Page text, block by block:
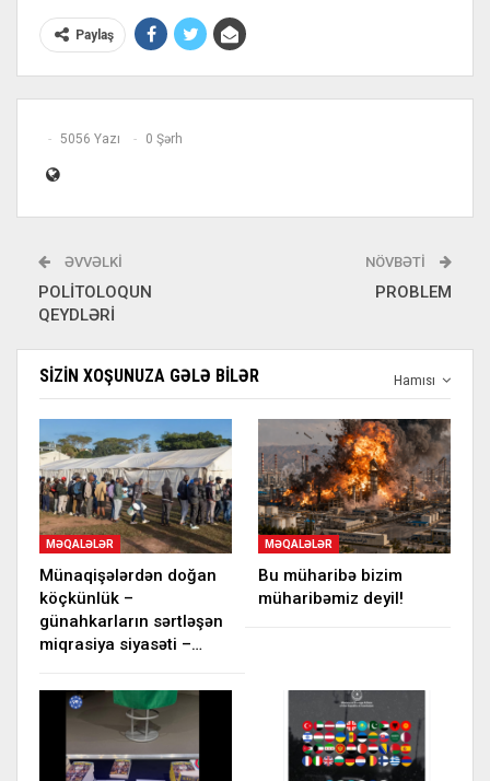
Paylaş
5056 Yazı 0 Şərh
ƏVVƏLKI
POLİTOLOQUN
QEYDLƏRİ
NÖVBƏTI
PROBLEM
Hamısı
SIZIN XOŞUNUZA GƏLƏ BILƏR
MƏQALƏLƏR
Münaqişələrdən doğan
köçkünlük –
günahkarların sərtləşən
miqrasiya siyasəti –…
MƏQALƏLƏR
Bu müharibə bizim
müharibəmiz deyil!